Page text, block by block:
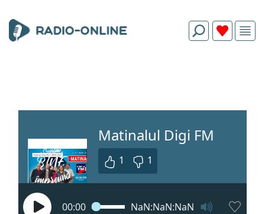
Matinalul Digi FM
1 1
00:00 NaN:NaN:NaN